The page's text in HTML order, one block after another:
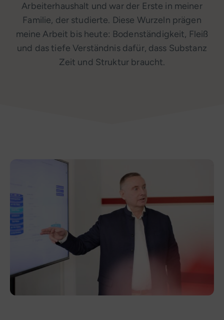
Arbeiterhaushalt und war der Erste in meiner
Familie, der studierte. Diese Wurzeln prägen
meine Arbeit bis heute: Bodenständigkeit, Fleiß
und das tiefe Verständnis dafür, dass Substanz
Zeit und Struktur braucht.